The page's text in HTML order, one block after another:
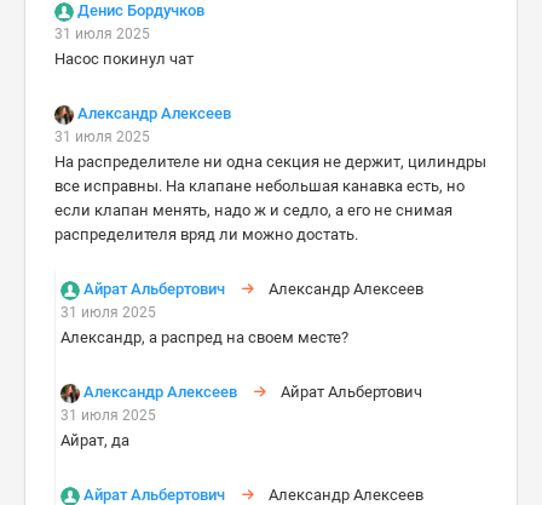
Денис Бордучков
31 июля 2025
Насос покинул чат
Александр Алексеев
31 июля 2025
На распределителе ни одна секция не держит, цилиндры
все исправны. На клапане небольшая канавка есть, но
если клапан менять, надо ж и седло, а его не снимая
распределителя вряд ли можно достать.
Айрат Альбертович Александр Алексеев
31 июля 2025
Александр, а распред на своем месте?
Александр Алексеев Айрат Альбертович
31 июля 2025
Айрат, да
Айрат Альбертович Александр Алексеев